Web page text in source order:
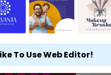
To Use Web Editor!